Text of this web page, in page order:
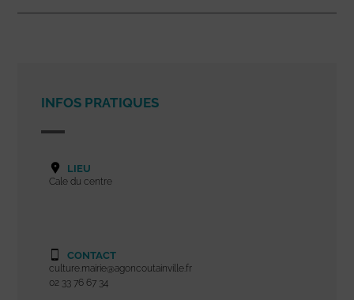
INFOS PRATIQUES
LIEU
Cale du centre
CONTACT
culture.mairie@agoncoutainville.fr
02 33 76 67 34